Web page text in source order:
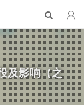
及影响（之